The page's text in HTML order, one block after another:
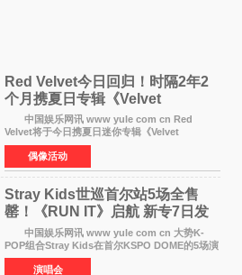
Red Velvet今日回归！时隔2年2
个月携夏日专辑《Velvet
Summer》重启完整体活动
中国娱乐网讯 www yule com cn Red
Velvet将于今日携夏日迷你专辑《Velvet
Summer》时隔2年2个月重启完整体活动。这张
于8月3日发行的专辑，主打柔和成熟氛围的夏日
音乐，收录了成员们想着
偶像活动
Stray Kids世巡首尔站5场全售
罄！《RUN IT》启航 新专7日发
中国娱乐网讯 www yule com cn 大势K-
POP组合Stray Kids在首尔KSPO DOME的5场演
唱会全部售罄，为新世界巡演拉开序幕。据所属
社JYP娱乐透露，Stray Kids于上月25至26日、
演唱会